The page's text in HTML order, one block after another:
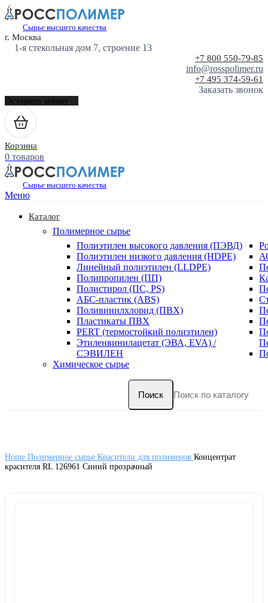
Сырье высшего качества
г. Москва
1-я стекольная дом 7, строение 13
+7 800 550-79-85
info@rosspolimer.ru
+7 495 374-59-61
Заказать звонок
Оставить заявку
Корзина
0 товаров
Сырье высшего качества
Меню
Каталог
Полимерное сырье
Полиэтилен высокого давления (ПЭВД)
Полиэтилен низкого давления (HDPE)
Линейный полиэтилен (LLDPE)
Полипропилен (ПП)
Полистирол (ПС, PS)
АБС-пластик (ABS)
Поливинилхлорид (ПВХ)
Пластикаты ПВХ
PERT (термостойкий полиэтилен)
Этиленвинилацетат (ЭВА, EVA) /
СЭВИЛЕН
Химическое сырье
Поиск
Home Полимерное сырье Красители для полимеров Концентрат
красителя RL 126961 Синий прозрачный